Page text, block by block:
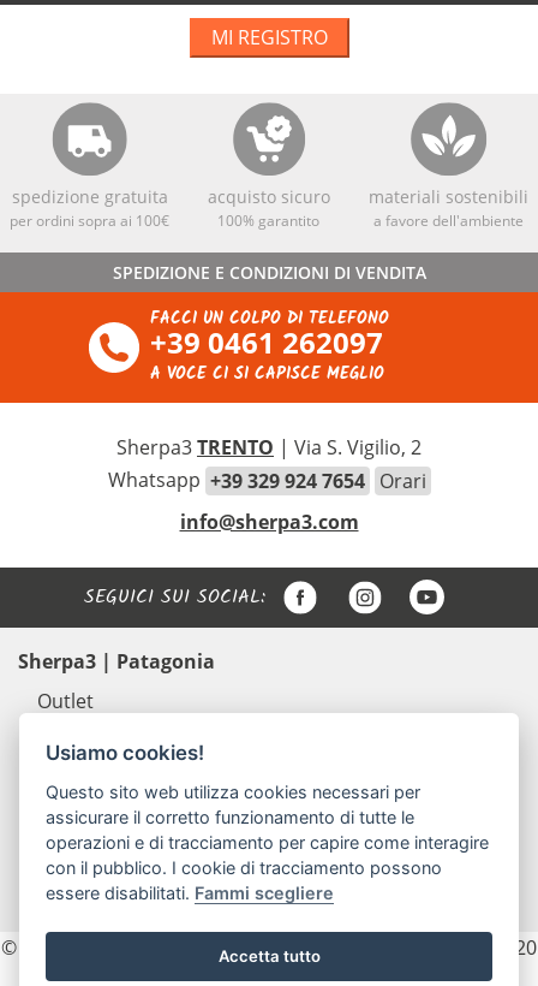
MI REGISTRO
spedizione gratuita
per ordini sopra ai 100€
acquisto sicuro
100% garantito
materiali sostenibili
a favore dell'ambiente
SPEDIZIONE E CONDIZIONI DI VENDITA
FACCI UN COLPO DI TELEFONO
+39 0461 262097
A VOCE CI SI CAPISCE MEGLIO
Sherpa3TRENTO | Via S. Vigilio, 2
Whatsapp +39 329 924 7654
Orari
info@sherpa3.com
SEGUICI SUI SOCIAL:
Sherpa3 | Patagonia
Outlet
Abbigliamento donna Patagonia
Abbigliamento bambino Patagonia
Zaini e borse Patagonia
Scarpe outdoor Scarpa e Lizard
Accessori
© 2026 Sherpa3 - P.IVA e C.F. 02154740225 REA. TN - 203820
- pec: sherpa3sas@pec.it
Usiamo cookies!
Questo sito web utilizza cookies necessari per
assicurare il corretto funzionamento di tutte le
operazioni e di tracciamento per capire come interagire
con il pubblico. I cookie di tracciamento possono
essere disabilitati. Fammi scegliere
Accetta tutto